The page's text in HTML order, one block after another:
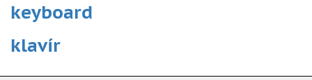
keyboard
​klavír